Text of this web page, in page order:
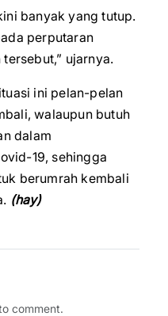
banyak yang tutup.
perputaran
ujarnya.
ini pelan-pelan
walaupun butuh
dalam
19, sehingga
berumrah kembali
(hay)
comment.